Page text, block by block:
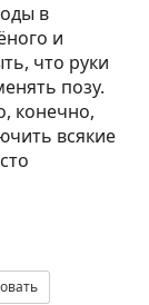
в
и
что руки
позу.
конечно,
всякие